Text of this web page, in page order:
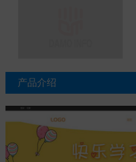
产品介绍